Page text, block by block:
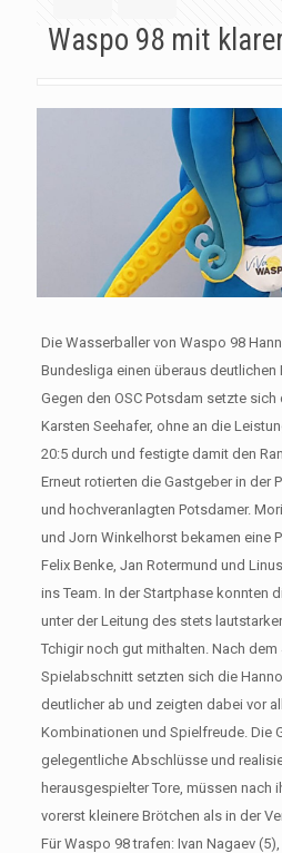
Waspo 98 mit
Die Wasserballer von Waspo 98
Bundesliga einen überaus deutlichen
Gegen den OSC Potsdam setzte
Karsten Seehafer, ohne an die
20:5 durch und festigte damit den
Erneut rotierten die Gastgeber in der
und hochveranlagten Potsdamer.
und Jorn Winkelhorst bekamen eine
Felix Benke, Jan Rotermund und
ins Team. In der Startphase konnten
unter der Leitung des stets
Tchigir noch gut mithalten. Nach dem
Spielabschnitt setzten sich die
deutlicher ab und zeigten dabei vor
Kombinationen und Spielfreude. Die
gelegentliche Abschlüsse und
herausgespielter Tore, müssen nach
vorerst kleinere Brötchen als in der
Für Waspo 98 trafen: Ivan Nagaev